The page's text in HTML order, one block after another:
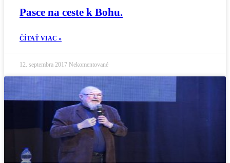
Pasce na ceste k Bohu.
ČÍTAŤ VIAC »
12. septembra 2017 Nekomentované